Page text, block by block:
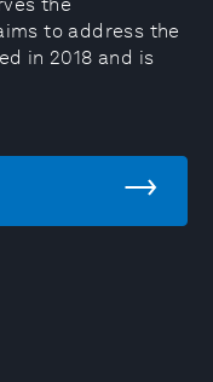
to address the
in 2018 and is